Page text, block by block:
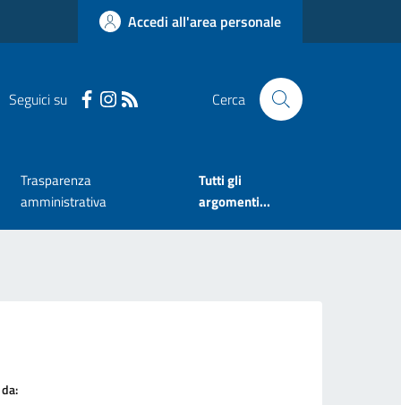
Accedi all'area personale
Seguici su Cerca
Trasparenza
amministrativa
Tutti gli
argomenti...